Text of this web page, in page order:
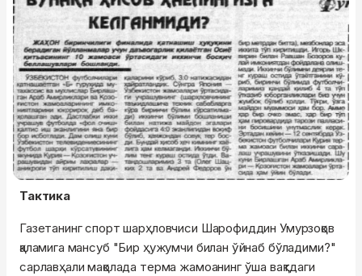
Тактика
Газетанинг спорт шарҳловчиси Шарофиддин Умурзоқов
қаламига мансуб "Бир ҳужумчи билан ўйнаб бўладими?"
сарлавҳали мақолада терма жамоанинг ўша вақтдаги